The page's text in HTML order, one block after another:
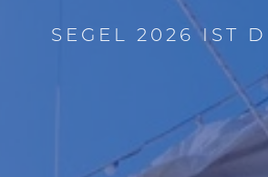
SEGEL 2026 IST